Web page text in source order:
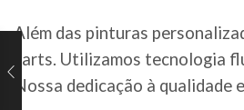
Além das pinturas
karts. Utilizamos tecnologia
Nossa dedicação à